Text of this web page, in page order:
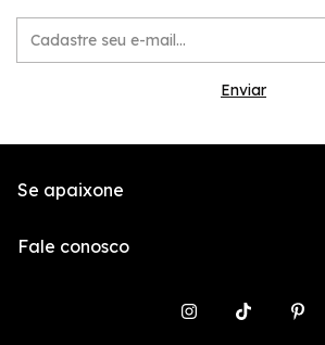
Se apaixone
Fale conosco